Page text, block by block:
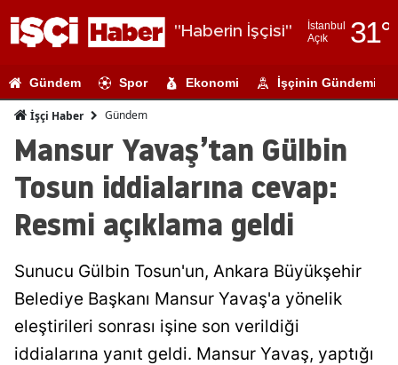
"Haberin İşçisi"
İstanbul
Açık
31°
Adıyaman
Ağrı
Amasya
Antalya
Artvin
Aydın
Gündem Spor Ekonomi İşçinin Gündemi
İşçi Haber Gündem
Mansur Yavaş’tan Gülbin
Tosun iddialarına cevap:
Resmi açıklama geldi
Sunucu Gülbin Tosun'un, Ankara Büyükşehir
Belediye Başkanı Mansur Yavaş'a yönelik
eleştirileri sonrası işine son verildiği
iddialarına yanıt geldi. Mansur Yavaş, yaptığı